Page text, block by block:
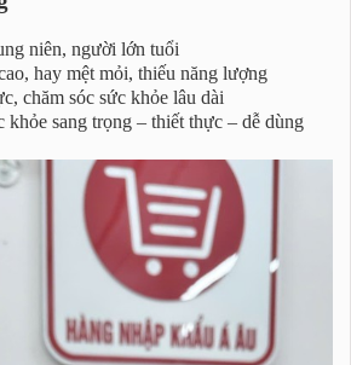
niên, người lớn tuổi
hay mệt mỏi, thiếu năng lượng
chăm sóc sức khỏe lâu dài
sang trọng – thiết thực – dễ dùng